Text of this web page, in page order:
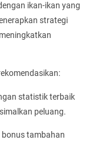
ikan-ikan yang
strategi
statistik terbaik
peluang.
tambahan